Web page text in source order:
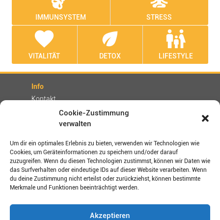
Cookie-Zustimmung
verwalten
Um dir ein optimales Erlebnis zu bieten, verwenden wir Technologien wie
Cookies, um Geräteinformationen zu speichern und/oder darauf
zuzugreifen. Wenn du diesen Technologien zustimmst, können wir Daten wie
das Surfverhalten oder eindeutige IDs auf dieser Website verarbeiten. Wenn
du deine Zustimmung nicht erteilst oder zurückziehst, können bestimmte
Merkmale und Funktionen beeinträchtigt werden.
Akzeptieren
IMMUNSYSTEM STRESS
favorite
VITALITÄT
eco
DETOX
family_restroom
LIFESTYLE
Info
Kontakt
Rechtliches
Impressum
AGBs
Datenschutz / Disclaimer
Versand- und Zahlungsbedingungen